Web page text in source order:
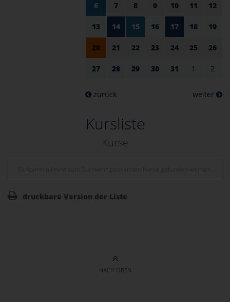
6 7 8 9 10 11 12
13 14 15 16 17 18 19
20 21 22 23 24 25 26
27 28 29 30 31 1 2
zurück weiter
Kursliste
Kurse
druckbare Version der Liste
NACH OBEN